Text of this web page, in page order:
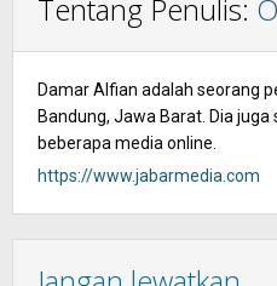
Tentang Penulis:
Damar Alfian adalah seorang
Bandung, Jawa Barat. Dia
beberapa media online.
https://www.jabarmedia.com